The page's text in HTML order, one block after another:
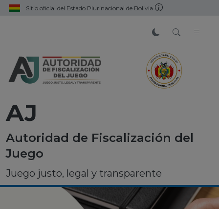
Sitio oficial del Estado Plurinacional de Bolivia
AJ
Autoridad de Fiscalización del
Juego
Juego justo, legal y transparente